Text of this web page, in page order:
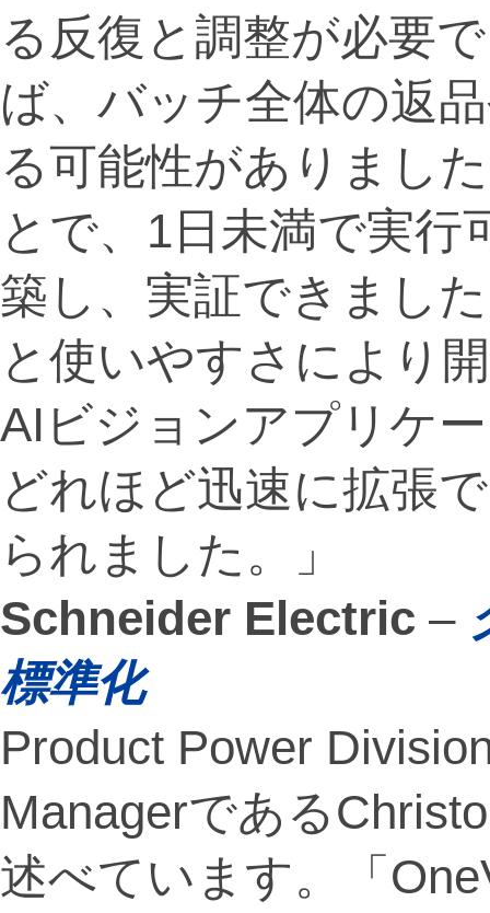
る反復と調整が必要
ば、バッチ全体の返
る可能性がありまし
とで、1日未満で実
築し、実証できまし
と使いやすさにより
AIビジョンアプリケ
どれほど迅速に拡張
られました。」
Schneider Electric –
標準化
Product Power
Managerである
述べています。「